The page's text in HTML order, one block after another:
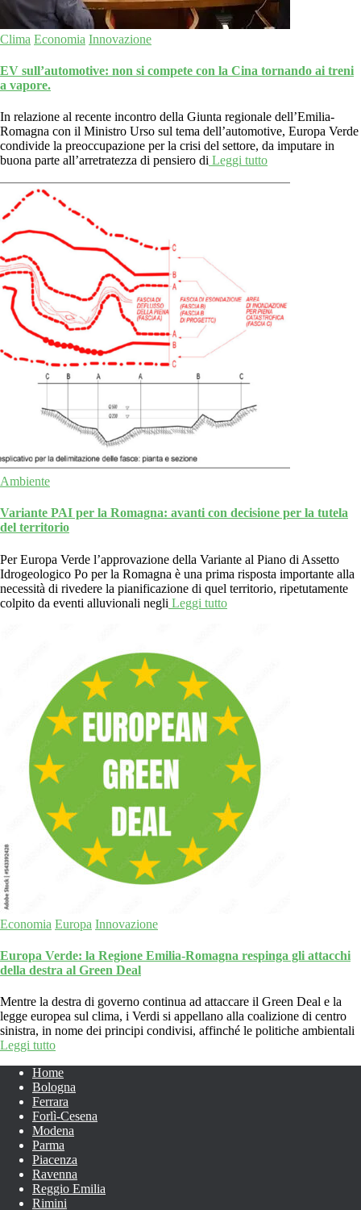
Clima Economia Innovazione
EV sull’automotive: non si compete con la Cina tornando ai treni
a vapore.
In relazione al recente incontro della Giunta regionale dell’Emilia-
Romagna con il Ministro Urso sul tema dell’automotive, Europa Verde
condivide la preoccupazione per la crisi del settore, da imputare in
buona parte all’arretratezza di pensiero di Leggi tutto
Ambiente
Variante PAI per la Romagna: avanti con decisione per la tutela
del territorio
Per Europa Verde l’approvazione della Variante al Piano di Assetto
Idrogeologico Po per la Romagna è una prima risposta importante alla
necessità di rivedere la pianificazione di quel territorio, ripetutamente
colpito da eventi alluvionali negli Leggi tutto
Economia Europa Innovazione
Europa Verde: la Regione Emilia-Romagna respinga gli attacchi
della destra al Green Deal
Mentre la destra di governo continua ad attaccare il Green Deal e la
legge europea sul clima, i Verdi si appellano alla coalizione di centro
sinistra, in nome dei principi condivisi, affinché le politiche ambientali
Leggi tutto
Home
Bologna
Ferrara
Forlì-Cesena
Modena
Parma
Piacenza
Ravenna
Reggio Emilia
Rimini